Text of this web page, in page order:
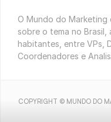
O Mundo do
sobre o tema no Brasil,
habitantes, entre VPs,
Coordenadores e
COPYRIGHT © MUNDO DO